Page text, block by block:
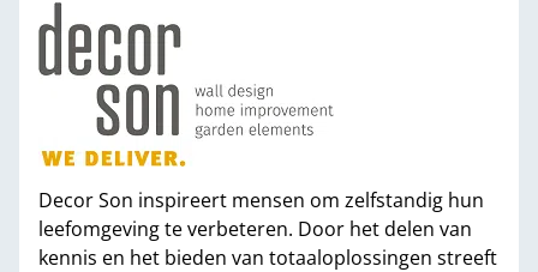
Partners
Decor Son inspireert mensen om zelfstandig hun
leefomgeving te verbeteren. Door het delen van
kennis en het bieden van totaaloplossingen streeft